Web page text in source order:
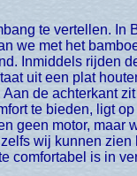
we met het
Inmiddels rijden
uit een plat
de achterkant
te bieden, ligt
geen motor, maar
wij kunnen
comfortabel is in